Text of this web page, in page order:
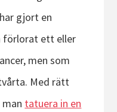
gjort en
förlorat ett eller
men som
Med rätt
tatuera in en